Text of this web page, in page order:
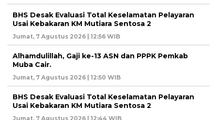
BHS Desak Evaluasi Total Keselamatan Pelayaran
Usai Kebakaran KM Mutiara Sentosa 2
Jumat, 7 Agustus 2026 | 12:56 WIB
Alhamdulillah, Gaji ke-13 ASN dan PPPK Pemkab
Muba Cair.
Jumat, 7 Agustus 2026 | 12:50 WIB
BHS Desak Evaluasi Total Keselamatan Pelayaran
Usai Kebakaran KM Mutiara Sentosa 2
Jumat, 7 Agustus 2026 | 12:44 WIB